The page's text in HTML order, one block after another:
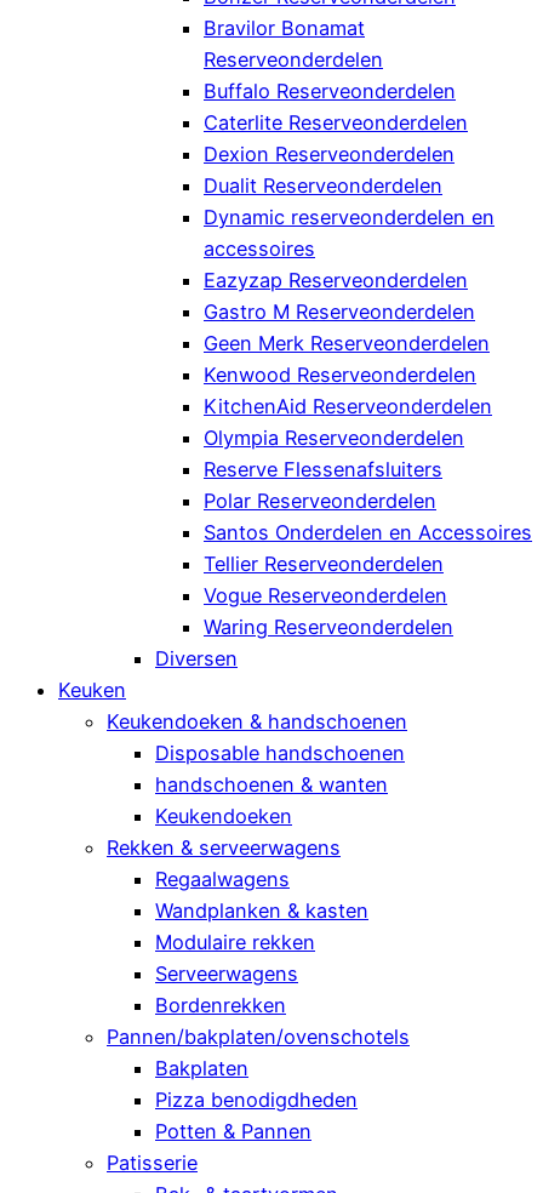
Bravilor Bonamat
Reserveonderdelen
Buffalo Reserveonderdelen
Caterlite Reserveonderdelen
Dexion Reserveonderdelen
Dualit Reserveonderdelen
Dynamic reserveonderdelen en
accessoires
Eazyzap Reserveonderdelen
Gastro M Reserveonderdelen
Geen Merk Reserveonderdelen
Kenwood Reserveonderdelen
KitchenAid Reserveonderdelen
Olympia Reserveonderdelen
Reserve Flessenafsluiters
Polar Reserveonderdelen
Santos Onderdelen en Accessoires
Tellier Reserveonderdelen
Vogue Reserveonderdelen
Waring Reserveonderdelen
Diversen
Keuken
Keukendoeken & handschoenen
Disposable handschoenen
handschoenen & wanten
Keukendoeken
Rekken & serveerwagens
Regaalwagens
Wandplanken & kasten
Modulaire rekken
Serveerwagens
Bordenrekken
Pannen/bakplaten/ovenschotels
Bakplaten
Pizza benodigdheden
Potten & Pannen
Patisserie